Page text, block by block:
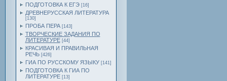
ПОДГОТОВКА К ЕГЭ [16]
ДРЕВНЕРУССКАЯ ЛИТЕРАТУРА
[130]
ПРОБА ПЕРА [143]
ТВОРЧЕСКИЕ ЗАДАНИЯ ПО
ЛИТЕРАТУРЕ [44]
КРАСИВАЯ И ПРАВИЛЬНАЯ
РЕЧЬ [426]
ГИА ПО РУССКОМУ ЯЗЫКУ [141]
ПОДГОТОВКА К ГИА ПО
ЛИТЕРАТУРЕ [13]